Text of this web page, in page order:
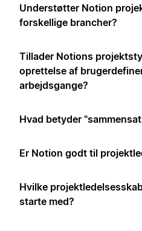
Understøtter Notion
forskellige brancher?
Tillader Notions
oprettelse af
arbejdsgange?
Hvad betyder
Er Notion godt til
Hvilke
starte med?